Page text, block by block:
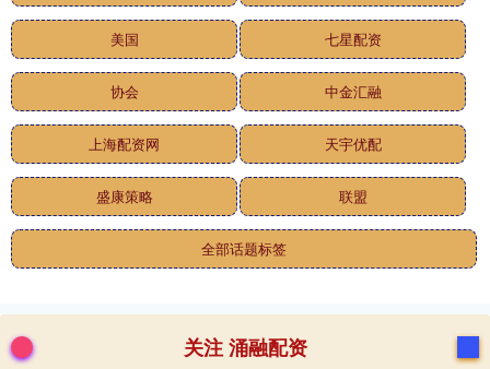
美国 七星配资
协会 中金汇融
上海配资网 天宇优配
盛康策略 联盟
全部话题标签
关注 涌融配资